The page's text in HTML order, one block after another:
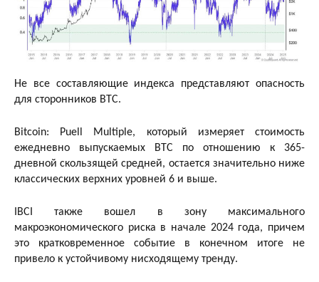
Не все составляющие индекса представляют опасность
для сторонников BTC.
Bitcoin: Puell Multiple, который измеряет стоимость
ежедневно выпускаемых BTC по отношению к 365-
дневной скользящей средней, остается значительно ниже
классических верхних уровней 6 и выше.
IBCI также вошел в зону максимального
макроэкономического риска в начале 2024 года, причем
это кратковременное событие в конечном итоге не
привело к устойчивому нисходящему тренду.